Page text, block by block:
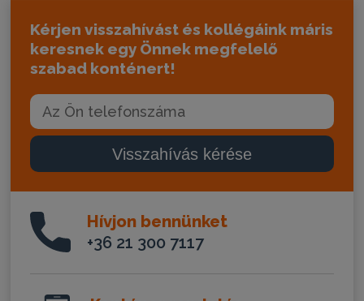
Kérjen visszahívást és kollégáink máris
keresnek egy Önnek megfelelő
szabad konténert!
Visszahívás kérése
Hívjon bennünket
+36 21 300 7117